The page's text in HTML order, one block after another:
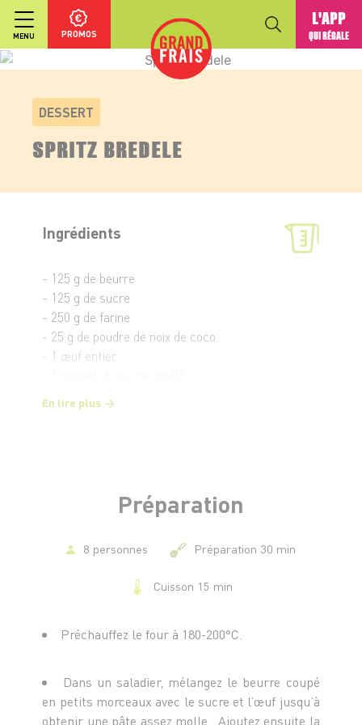
MENU PROMOS
L'APP
QUI RÉGALE
DESSERT
SPRITZ BREDELE
Ingrédients
- 125 g de beurre
- 125 g de sucre
- 250 g de farine
- 25 g de poudre de noix de coco
- 1 œuf entier
En lire plus
Préparation
8 personnes Préparation 30 min
Cuisson 15 min
Préchauffez le four à 180-200°C.
Dans un saladier, mélangez le beurre coupé
en petits morceaux avec le sucre et l’œuf jusqu’à
obtenir une pâte assez molle. Ajoutez ensuite la